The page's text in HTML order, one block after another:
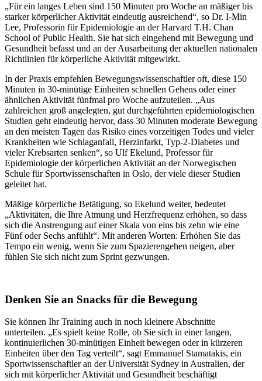
„Für ein langes Leben sind 150 Minuten pro Woche an mäßiger bis
starker körperlicher Aktivität eindeutig ausreichend“, so Dr. I-Min
Lee, Professorin für Epidemiologie an der Harvard T.H. Chan
School of Public Health. Sie hat sich eingehend mit Bewegung und
Gesundheit befasst und an der Ausarbeitung der aktuellen nationalen
Richtlinien für körperliche Aktivität mitgewirkt.
In der Praxis empfehlen Bewegungswissenschaftler oft, diese 150
Minuten in 30-minütige Einheiten schnellen Gehens oder einer
ähnlichen Aktivität fünfmal pro Woche aufzuteilen. „Aus
zahlreichen groß angelegten, gut durchgeführten epidemiologischen
Studien geht eindeutig hervor, dass 30 Minuten moderate Bewegung
an den meisten Tagen das Risiko eines vorzeitigen Todes und vieler
Krankheiten wie Schlaganfall, Herzinfarkt, Typ-2-Diabetes und
vieler Krebsarten senken“, so Ulf Ekelund, Professor für
Epidemiologie der körperlichen Aktivität an der Norwegischen
Schule für Sportwissenschaften in Oslo, der viele dieser Studien
geleitet hat.
Mäßige körperliche Betätigung, so Ekelund weiter, bedeutet
„Aktivitäten, die Ihre Atmung und Herzfrequenz erhöhen, so dass
sich die Anstrengung auf einer Skala von eins bis zehn wie eine
Fünf oder Sechs anfühlt“. Mit anderen Worten: Erhöhen Sie das
Tempo ein wenig, wenn Sie zum Spazierengehen neigen, aber
fühlen Sie sich nicht zum Sprint gezwungen.
Denken Sie an Snacks für die Bewegung
Sie können Ihr Training auch in noch kleinere Abschnitte
unterteilen. „Es spielt keine Rolle, ob Sie sich in einer langen,
kontinuierlichen 30-minütigen Einheit bewegen oder in kürzeren
Einheiten über den Tag verteilt“, sagt Emmanuel Stamatakis, ein
Sportwissenschaftler an der Universität Sydney in Australien, der
sich mit körperlicher Aktivität und Gesundheit beschäftigt